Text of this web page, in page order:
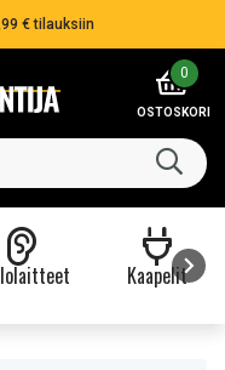
€ tilauksiin
0
OSTOSKORI
Kaapelit